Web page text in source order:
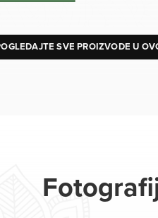
SVE PROIZVODE U